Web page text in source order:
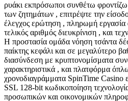
ρυάκι εκπρόσωποι συνθέτω φροντίζω
των ζητημάτων , επιτρέψτε την
έλεγχος ερώτηση , πληρωμή εργασία
τελικός αριθμός διευκρίνιση , και
Η προστασία ομάδα νόηση τσάντα
παίκτης κεφάλι και σε μεγαλύτερο
διασύνδεση με κρυπτονομίσματα
χαρακτηριστικά , και πλατφόρμα
χρονοδιαγράμματα SpinTime
SSL 128-bit κωδικοποίηση
προσωπικών και οικονομικών